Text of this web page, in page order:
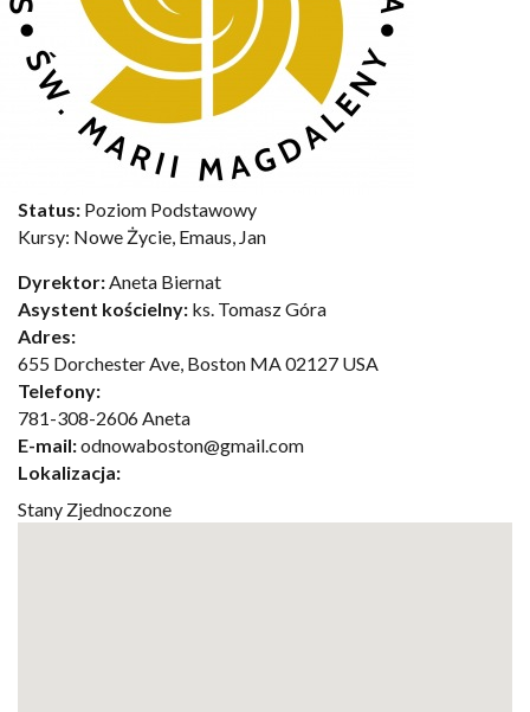
Status: Poziom Podstawowy
Kursy: Nowe Życie, Emaus, Jan
Dyrektor:Aneta Biernat
Asystent kościelny: ks. Tomasz Góra
Adres:
655 Dorchester Ave, Boston MA 02127 USA
Telefony:
781-308-2606 Aneta
E-mail:odnowaboston@gmail.com
Lokalizacja:
Stany Zjednoczone